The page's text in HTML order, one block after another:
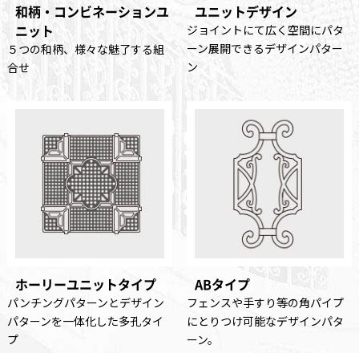
和柄・コンビネーションユ
ニット
５つの和柄、様々な魅了する組
合せ
ユニットデザイン
ジョイントにて広く空間にパタ
ーン展開できるデザインパター
ン
ホーリーユニットタイプ
パンチングパターンとデザイン
パターンを一体化した多孔タイ
プ
ABタイプ
フェンスや手すり等の角パイプ
にとりつけ可能なデザインパタ
ーン。